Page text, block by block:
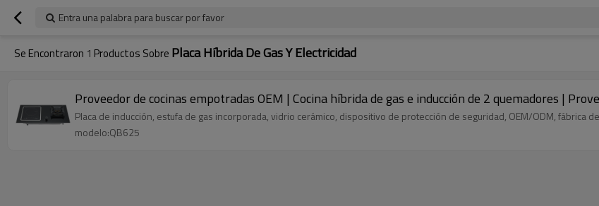
Entra una palabra para buscar por favor
Se Encontraron 1 Productos Sobre Placa Híbrida De Gas Y Electricidad
Proveedor de cocinas empotradas OEM | Cocina híbrida de gas e inducción de 2 quemadores |
Placa de inducción, estufa de gas incorporada, vidrio cerámico, dispositivo de protección de seguridad, OEM/ODM, fábrica
modelo:QB625